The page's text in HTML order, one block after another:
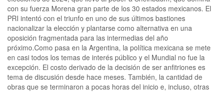
con su fuerza Morena gran parte de los 30 estados mexicanos. El
PRI intentó con el triunfo en uno de sus últimos bastiones
nacionalizar la elección y plantarse como alternativa en una
oposición fragmentada para las intermedias del año
próximo.Como pasa en la Argentina, la política mexicana se mete
en casi todos los temas de interés público y el Mundial no fue la
excepción. El costo derivado de la decisión de ser anfitriones es
tema de discusión desde hace meses. También, la cantidad de
obras que se terminaron a pocas horas del inicio e, incluso, otras